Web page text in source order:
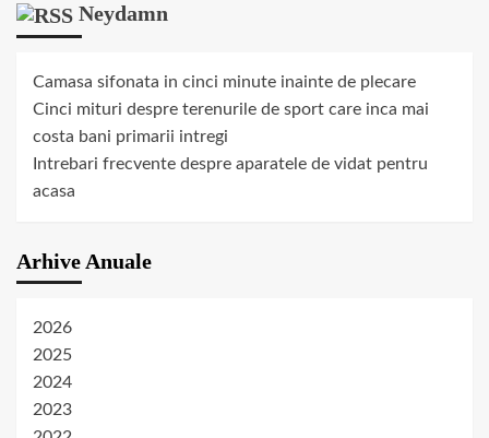
Neydamn
Camasa sifonata in cinci minute inainte de plecare
Cinci mituri despre terenurile de sport care inca mai
costa bani primarii intregi
Intrebari frecvente despre aparatele de vidat pentru
acasa
Arhive Anuale
2026
2025
2024
2023